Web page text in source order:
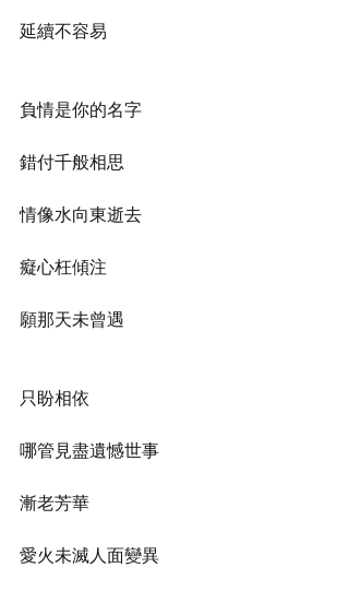
延續不容易
負情是你的名字
錯付千般相思
情像水向東逝去
癡心枉傾注
願那天未曾遇
只盼相依
哪管見盡遺憾世事
漸老芳華
愛火未滅人面變異